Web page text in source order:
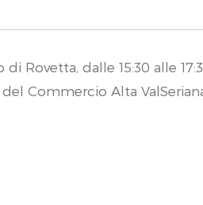
Rovetta, dalle 15:30 alle
Commercio Alta